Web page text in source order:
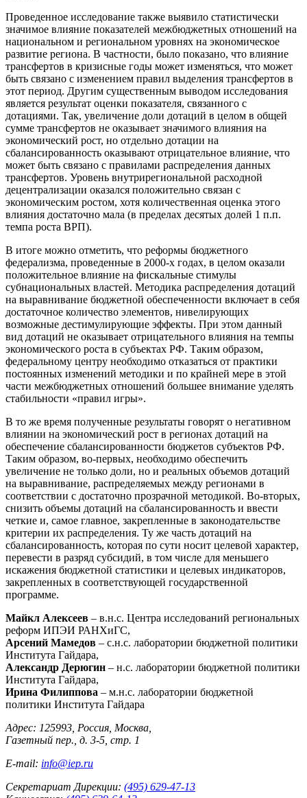
Проведенное исследование также выявило статистически
значимое влияние показателей межбюджетных отношений на
национальном и региональном уровнях на экономическое
развитие региона. В частности, было показано, что влияние
трансфертов в кризисные годы может изменяться, что может
быть связано с изменением правил выделения трансфертов в
этот период. Другим существенным выводом исследования
является результат оценки показателя, связанного с
дотациями. Так, увеличение доли дотаций в целом в общей
сумме трансфертов не оказывает значимого влияния на
экономический рост, но отдельно дотации на
сбалансированность оказывают отрицательное влияние, что
может быть связано с правилами распределения данных
трансфертов. Уровень внутрирегиональной расходной
децентрализации оказался положительно связан с
экономическим ростом, хотя количественная оценка этого
влияния достаточно мала (в пределах десятых долей 1 п.п.
темпа роста ВРП).
В итоге можно отметить, что реформы бюджетного
федерализма, проведенные в 2000-х годах, в целом оказали
положительное влияние на фискальные стимулы
субнациональных властей. Методика распределения дотаций
на выравнивание бюджетной обеспеченности включает в себя
достаточное количество элементов, нивелирующих
возможные дестимулирующие эффекты. При этом данный
вид дотаций не оказывает отрицательного влияния на темпы
экономического роста в субъектах РФ. Таким образом,
федеральному центру необходимо отказаться от практики
постоянных изменений методики и по крайней мере в этой
части межбюджетных отношений большее внимание уделять
стабильности «правил игры».
В то же время полученные результаты говорят о негативном
влиянии на экономический рост в регионах дотаций на
обеспечение сбалансированности бюджетов субъектов РФ.
Таким образом, во-первых, необходимо обеспечить
увеличение не только доли, но и реальных объемов дотаций
на выравнивание, распределяемых между регионами в
соответствии с достаточно прозрачной методикой. Во-вторых,
снизить объемы дотаций на сбалансированность и ввести
четкие и, самое главное, закрепленные в законодательстве
критерии их распределения. Ту же часть дотаций на
сбалансированность, которая по сути носит целевой характер,
перевести в разряд субсидий, в том числе для меньшего
искажения бюджетной статистики и целевых индикаторов,
закрепленных в соответствующей государственной
программе.
Майкл Алексеев – в.н.с. Центра исследований региональных
реформ ИПЭИ РАНХиГС,
Арсений Мамедов – с.н.с. лаборатории бюджетной политики
Института Гайдара,
Александр Дерюгин – н.с. лаборатории бюджетной политики
Института Гайдара,
Ирина Филиппова – м.н.с. лаборатории бюджетной
политики Института Гайдара
Адрес: 125993, Россия, Москва,
Газетный пер., д. 3-5, стр. 1
E-mail: info@iep.ru
Секретариат Дирекции: (495) 629-47-13